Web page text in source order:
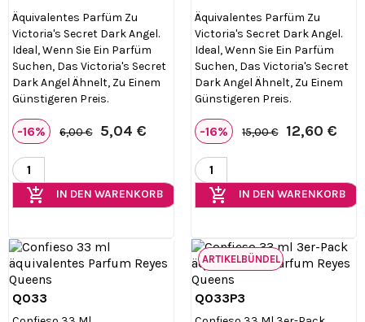
Äquivalentes Parfüm Zu
Victoria's Secret Dark Angel.
Ideal, Wenn Sie Ein Parfüm
Suchen, Das Victoria's Secret
Dark Angel Ähnelt, Zu Einem
Günstigeren Preis.
-16% 6,00 € 5,04 €
add_shopping_cart IN DEN WARENKORB
Äquivalentes Parfüm Zu
Victoria's Secret Dark Angel.
Ideal, Wenn Sie Ein Parfüm
Suchen, Das Victoria's Secret
Dark Angel Ähnelt, Zu Einem
Günstigeren Preis.
-16% 15,00 € 12,60 €
add_shopping_cart IN DEN WARENKORB
Q033 
Q033P3
ARTIKELBÜNDEL